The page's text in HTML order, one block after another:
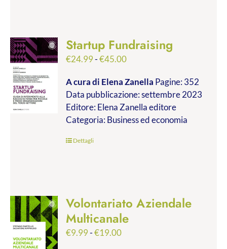
Startup Fundraising
€24.99-€45.00Fascia
prezzo:
da
€24.99
a
A cura di Elena Zanella Pagine: 352
Data pubblicazione: settembre 2023
Editore: Elena Zanella editore
Categoria: Business ed economia
Dettagli
Volontariato Aziendale
Multicanale
€9.99-€19.00Fascia